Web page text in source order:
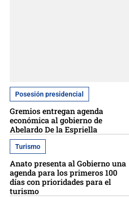
Posesión presidencial
Gremios entregan agenda
económica al gobierno de
Abelardo De la Espriella
Turismo
Anato presenta al Gobierno una
agenda para los primeros 100
días con prioridades para el
turismo